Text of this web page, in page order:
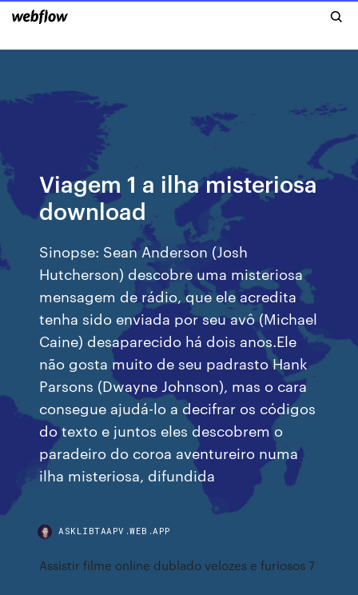
Viagem 1 a ilha misteriosa
download
Sinopse: Sean Anderson (Josh
Hutcherson) descobre uma misteriosa
mensagem de rádio, que ele acredita
tenha sido enviada por seu avô (Michael
Caine) desaparecido há dois anos.Ele
não gosta muito de seu padrasto Hank
Parsons (Dwayne Johnson), mas o cara
consegue ajudá-lo a decifrar os códigos
do texto e juntos eles descobrem o
paradeiro do coroa aventureiro numa
ilha misteriosa, difundida
ASKLIBTAAPV.WEB.APP
Assistir filme online dublado velozes e furiosos 7